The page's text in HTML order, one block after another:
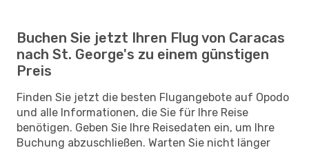
Buchen Sie jetzt Ihren Flug von Caracas
nach St. George's zu einem günstigen
Preis
Finden Sie jetzt die besten Flugangebote auf Opodo
und alle Informationen, die Sie für Ihre Reise
benötigen. Geben Sie Ihre Reisedaten ein, um Ihre
Buchung abzuschließen. Warten Sie nicht länger